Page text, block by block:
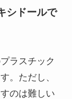
シドールで
ラスチック
。ただし、
のは難しい